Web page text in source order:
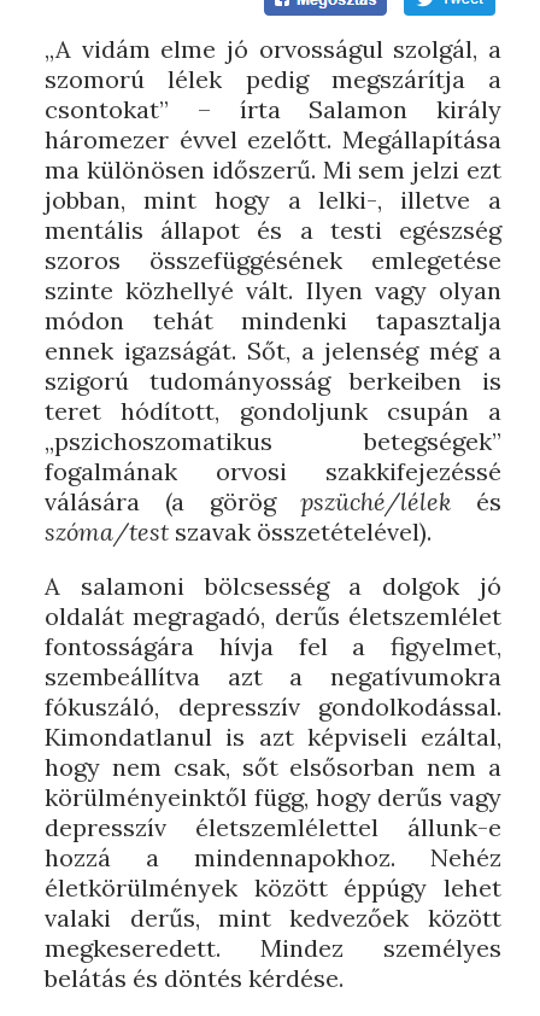
„A vidám elme jó orvosságul szolgál, a
szomorú lélek pedig megszárítja a
csontokat” – írta Salamon király
háromezer évvel ezelőtt. Megállapítása
ma különösen időszerű. Mi sem jelzi ezt
jobban, mint hogy a lelki-, illetve a
mentális állapot és a testi egészség
szoros összefüggésének emlegetése
szinte közhellyé vált. Ilyen vagy olyan
módon tehát mindenki tapasztalja
ennek igazságát. Sőt, a jelenség még a
szigorú tudományosság berkeiben is
teret hódított, gondoljunk csupán a
„pszichoszomatikus betegségek”
fogalmának orvosi szakkifejezéssé
válására (a görögpszüché/lélek és
szóma/test szavak összetételével).
A salamoni bölcsesség a dolgok jó
oldalát megragadó, derűs életszemlélet
fontosságára hívja fel a figyelmet,
szembeállítva azt a negatívumokra
fókuszáló, depresszív gondolkodással.
Kimondatlanul is azt képviseli ezáltal,
hogy nem csak, sőt elsősorban nem a
körülményeinktől függ, hogy derűs vagy
depresszív életszemlélettel állunk-e
hozzá a mindennapokhoz. Nehéz
életkörülmények között éppúgy lehet
valaki derűs, mint kedvezőek között
megkeseredett. Mindez személyes
belátás és döntés kérdése.